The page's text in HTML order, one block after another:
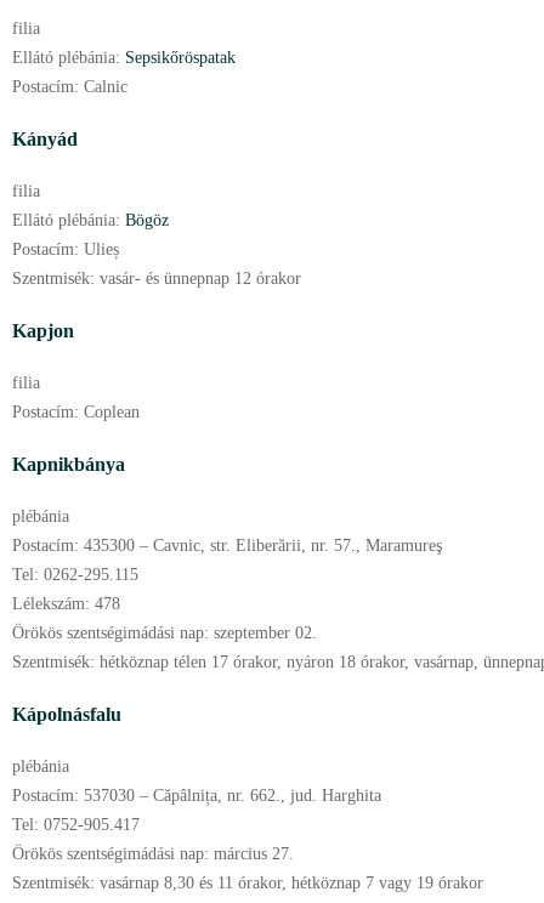
filia
Ellátó plébánia: Sepsikőröspatak
Postacím: Calnic
Kányád
filia
Ellátó plébánia: Bögöz
Postacím: Ulieș
Szentmisék: vasár- és ünnepnap 12 órakor
Kapjon
filia
Postacím: Coplean
Kapnikbánya
plébánia
Postacím: 435300 – Cavnic, str. Eliberării, nr. 57., Maramureş
Tel: 0262-295.115
Lélekszám: 478
Örökös szentségimádási nap: szeptember 02.
Szentmisék: hétköznap télen 17 órakor, nyáron 18 órakor, vasárnap,
Kápolnásfalu
plébánia
Postacím: 537030 – Căpâlnița, nr. 662., jud. Harghita
Tel: 0752-905.417
Örökös szentségimádási nap: március 27.
Szentmisék: vasárnap 8,30 és 11 órakor, hétköznap 7 vagy 19 órakor